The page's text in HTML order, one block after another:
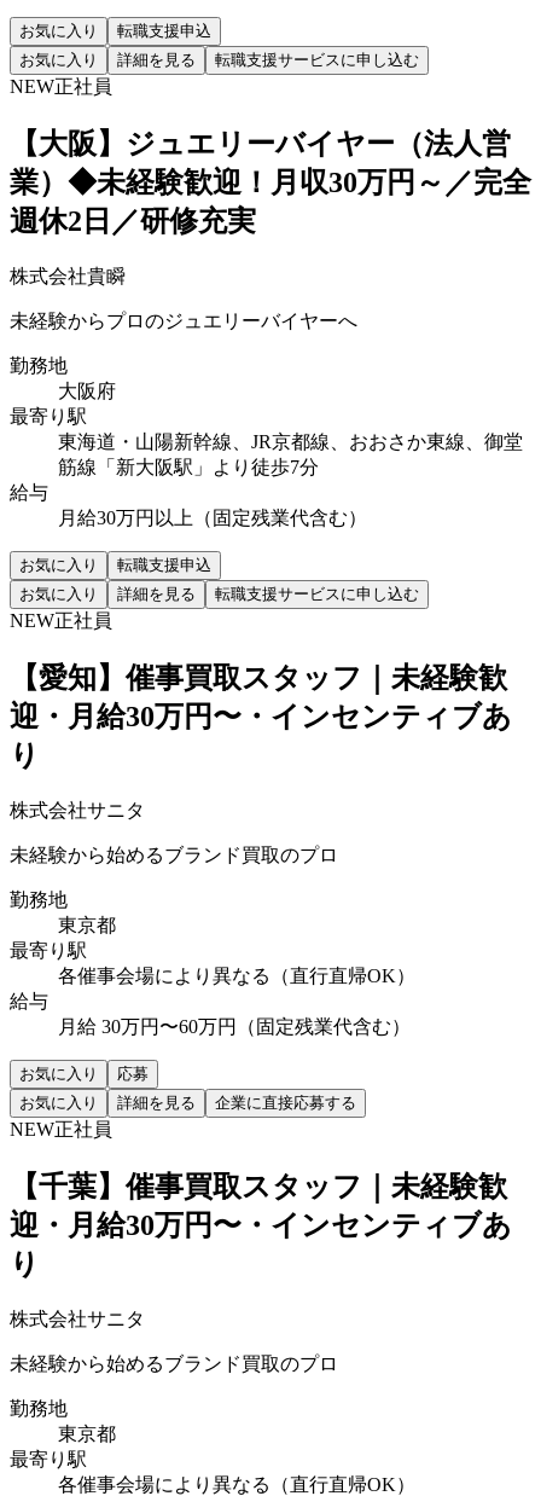
お気に入り
転職支援申込
お気に入り
詳細を見る 転職支援サービスに申し込む
NEW正社員
【大阪】ジュエリーバイヤー（法人営
業）◆未経験歓迎！月収30万円～／完全
週休2日／研修充実
株式会社貴瞬
未経験からプロのジュエリーバイヤーへ
勤務地
大阪府
最寄り駅
東海道・山陽新幹線、JR京都線、おおさか東線、御堂
筋線「新大阪駅」より徒歩7分
給与
月給30万円以上（固定残業代含む）
お気に入り
転職支援申込
お気に入り
詳細を見る 転職支援サービスに申し込む
NEW正社員
【愛知】催事買取スタッフ｜未経験歓
迎・月給30万円〜・インセンティブあ
り
株式会社サニタ
未経験から始めるブランド買取のプロ
勤務地
東京都
最寄り駅
各催事会場により異なる（直行直帰OK）
給与
月給 30万円〜60万円（固定残業代含む）
お気に入り
応募
お気に入り
詳細を見る 企業に直接応募する
NEW正社員
【千葉】催事買取スタッフ｜未経験歓
迎・月給30万円〜・インセンティブあ
り
株式会社サニタ
未経験から始めるブランド買取のプロ
勤務地
東京都
最寄り駅
各催事会場により異なる（直行直帰OK）